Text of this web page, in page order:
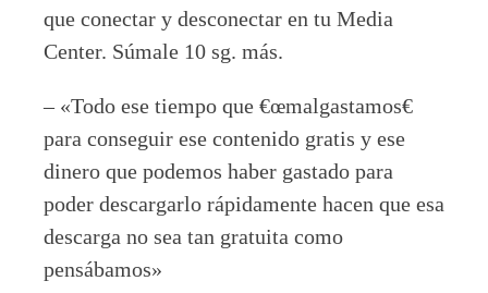
que conectar y desconectar en tu Media
Center. Súmale 10 sg. más.
– «Todo ese tiempo que €œmalgastamos€
para conseguir ese contenido gratis y ese
dinero que podemos haber gastado para
poder descargarlo rápidamente hacen que esa
descarga no sea tan gratuita como
pensábamos»